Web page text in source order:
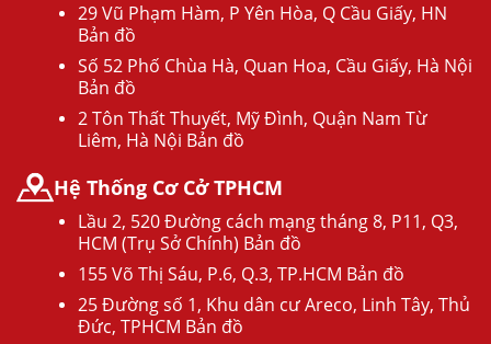
29 Vũ Phạm Hàm, P Yên Hòa, Q Cầu Giấy, HN
Bản đồ
Số 52 Phố Chùa Hà, Quan Hoa, Cầu Giấy, Hà Nội
Bản đồ
2 Tôn Thất Thuyết, Mỹ Đình, Quận Nam Từ
Liêm, Hà Nội Bản đồ
Hệ Thống Cơ Cở TPHCM
Lầu 2, 520 Đường cách mạng tháng 8, P11, Q3,
HCM (Trụ Sở Chính) Bản đồ
155 Võ Thị Sáu, P.6, Q.3, TP.HCM Bản đồ
25 Đường số 1, Khu dân cư Areco, Linh Tây, Thủ
Đức, TPHCM Bản đồ